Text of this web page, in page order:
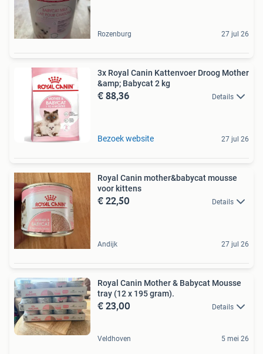
Rozenburg 27 jul 26
3x Royal Canin Kattenvoer Droog Mother
&amp; Babycat 2 kg
€ 88,36 Details
Bezoek website 27 jul 26
Royal Canin mother&babycat mousse
voor kittens
€ 22,50 Details
Andijk 27 jul 26
Royal Canin Mother & Babycat Mousse
tray (12 x 195 gram).
€ 23,00 Details
Veldhoven 5 mei 26